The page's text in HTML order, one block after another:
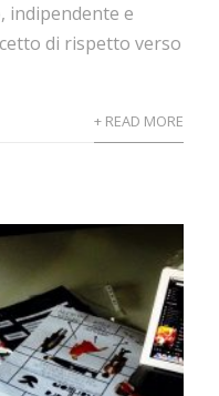
indipendente e
di rispetto verso
+ READ MORE